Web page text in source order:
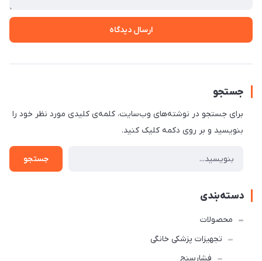
ارسال دیدگاه
جستجو
برای جستجو در نوشته‌های وب‌سایت، کلمه‌ی کلیدی مورد نظر خود را
بنویسید و بر روی دکمه کلیک کنید.
جستجو
دسته‌بندی
محصولات
تجهیزات پزشکی خانگی
فشارسنج